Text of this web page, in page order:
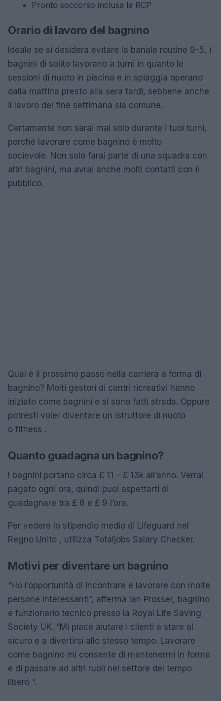
Pronto soccorso inclusa la RCP
Orario di lavoro del bagnino
Ideale se si desidera evitare la banale routine 9-5, i
bagnini di solito lavorano a turni in quanto le
sessioni di nuoto in piscina e in spiaggia operano
dalla mattina presto alla sera tardi, sebbene anche
il lavoro del fine settimana sia comune.
Certamente non sarai mai solo durante i tuoi turni,
perché lavorare come bagnino è molto
socievole. Non solo farai parte di una squadra con
altri bagnini, ma avrai anche molti contatti con il
pubblico.
Qual è il prossimo passo nella carriera a forma di
bagnino? Molti gestori di centri ricreativi hanno
iniziato come bagnini e si sono fatti strada. Oppure
potresti voler diventare un istruttore di nuoto
o fitness .
Quanto guadagna un bagnino?
I bagnini portano circa £ 11 – £ 13k all’anno. Verrai
pagato ogni ora, quindi puoi aspettarti di
guadagnare tra £ 6 e £ 9 l’ora.
Per vedere lo stipendio medio di Lifeguard nel
Regno Unito , utilizza Totaljobs Salary Checker.
Motivi per diventare un bagnino
“Ho l’opportunità di incontrare e lavorare con molte
persone interessanti”, afferma Ian Prosser, bagnino
e funzionario tecnico presso la Royal Life Saving
Society UK. “Mi piace aiutare i clienti a stare al
sicuro e a divertirsi allo stesso tempo. Lavorare
come bagnino mi consente di mantenermi in forma
e di passare ad altri ruoli nel settore del tempo
libero “.